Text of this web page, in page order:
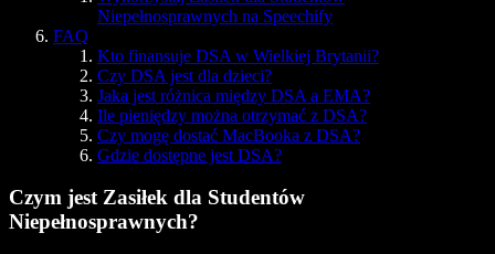
Niepełnosprawnych na Speechify
FAQ
Kto finansuje DSA w Wielkiej Brytanii?
Czy DSA jest dla dzieci?
Jaka jest różnica między DSA a EMA?
Ile pieniędzy można otrzymać z DSA?
Czy mogę dostać MacBooka z DSA?
Gdzie dostępne jest DSA?
Czym jest Zasiłek dla Studentów
Niepełnosprawnych?